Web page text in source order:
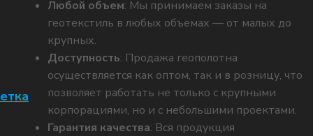
Любой объем: Мы принимаем заказы на
геотекстиль в любых объемах — от малых до
крупных.
Доступность: Продажа геополотна
осуществляется как оптом, так и в розницу, что
позволяет работать не только с крупными
корпорациями, но и с небольшими проектами.
Гарантия качества: Вся продукция